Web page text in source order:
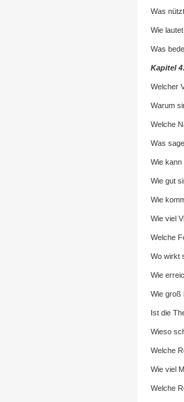
Was
Wie
Was
Kapitel
Welcher
Warum
Welche
Was
Wie kann
Wie gut
Wie
Wie viel
Welche
Wo wirkt
Wie
Wie groß
Ist die
Wieso
Welche
Wie viel
Welche